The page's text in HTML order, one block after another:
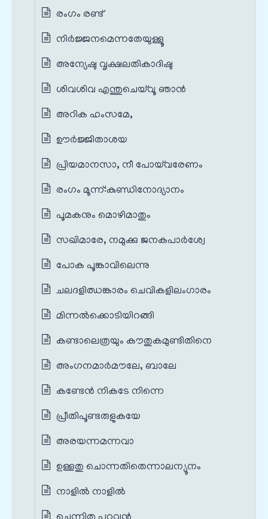
രംഗം രണ്ട്
നിർജ്ജനമെന്നതേയുള്ളൂ
അന്യേഷു വൃക്ഷലതികാദിഷു
ശിവശിവ എന്തുചെയ്‌വൂ ഞാൻ
അറിക ഹംസമേ,
ഊർജ്ജിതാശയ
പ്രിയമാനസാ, നീ പോയ്‌വരേണം
രംഗം മൂന്ന്‌:കുണ്ഡിനോദ്യാനം
പൂമകനും മൊഴിമാതും
സഖിമാരേ, നമുക്കു ജനകപാർശ്വേ
പോക പൂങ്കാവിലെന്നു
ചലദളിഝങ്കാരം ചെവികളിലംഗാരം
മിന്നൽക്കൊടിയിറങ്ങി
കണ്ടാലെത്രയും കൗതുകമുണ്ടിതിനെ
അംഗനമാർമൗലേ, ബാലേ
കണ്ടേൻ നികടേ നിന്നെ
പ്രീതിപൂണ്ടരുളുകയേ
അരയന്നമന്നവാ
ഉള്ളതു ചൊന്നതിതെന്നാലന്യൂനം
നാളിൽ നാളിൽ